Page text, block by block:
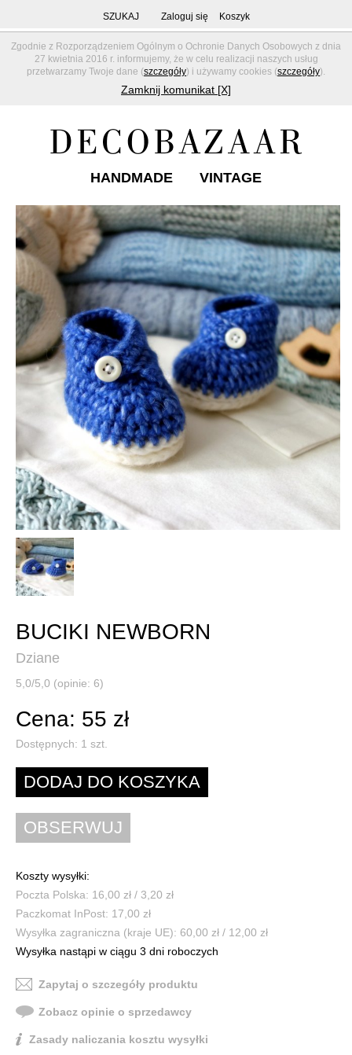
Zgodnie z Rozporządzeniem Ogólnym o Ochronie Danych Osobowych z dnia
27 kwietnia 2016 r. informujemy, że w celu realizacji naszych usług
przetwarzamy Twoje dane (szczegóły) i używamy cookies (szczegóły).
Zamknij komunikat [X]
SZUKAJ Zaloguj się Koszyk
HANDMADE VINTAGE
BUCIKI NEWBORN
Dziane
5,0/5,0 (opinie: 6)
Cena: 55 zł
Dostępnych: 1 szt.
Koszty wysyłki:
Poczta Polska: 16,00 zł / 3,20 zł
Paczkomat InPost: 17,00 zł
Wysyłka zagraniczna (kraje UE): 60,00 zł / 12,00 zł
Wysyłka nastąpi w ciągu 3 dni roboczych
Zapytaj o szczegóły produktu
Zobacz opinie o sprzedawcy
Zasady naliczania kosztu wysyłki